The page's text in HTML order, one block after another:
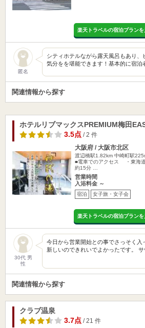
楽天トラベルの宿泊プランを
匿名
シティホテルながら露天風呂もあり
気分をを堪能できます！基本的に宿泊
関連情報から探す
ホテルリブマックスPREMIUM梅田
3.5点/ 2 件
大阪府 / 大阪市北区
渡辺橋駅1.82km 中崎町駅
■電車でのアクセス ・東海
約15分 …
営業時間
入浴料金 ～
宿泊 女子旅・女子会
楽天トラベルの宿泊プランを
30代 男
性
今日から営業開始との事でさっそく入
新しいのできれいでよかったです。
関連情報から探す
クラブ温泉
3.7点/ 21 件